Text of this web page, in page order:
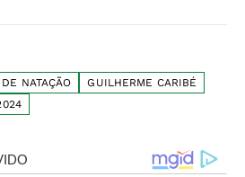
NATAÇÃO
GUILHERME CARIBÉ